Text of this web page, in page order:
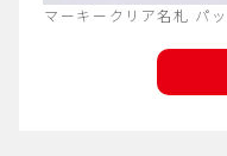
マーキークリア名札 パッ